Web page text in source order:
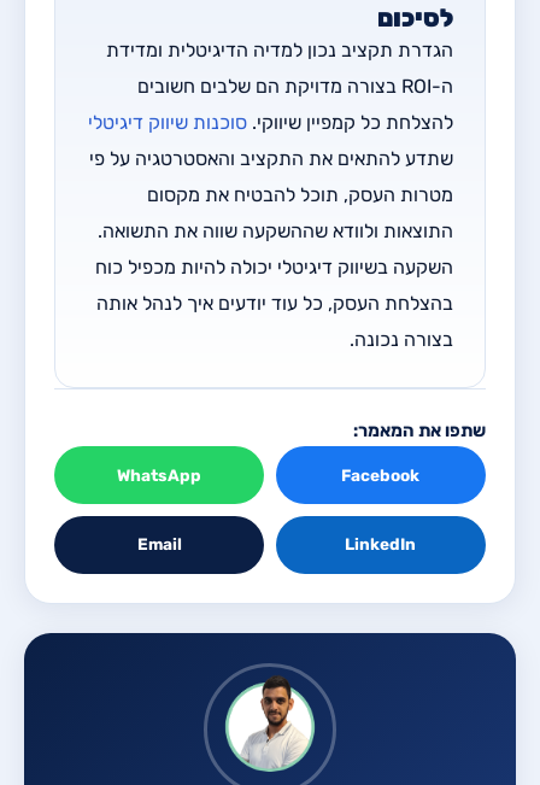
לסיכום
הגדרת תקציב נכון למדיה הדיגיטלית ומדידת
ה-ROI בצורה מדויקת הם שלבים חשובים
להצלחת כל קמפיין שיווקי. סוכנות שיווק דיגיטלי
שתדע להתאים את התקציב והאסטרטגיה על פי
מטרות העסק, תוכל להבטיח את מקסום
התוצאות ולוודא שההשקעה שווה את התשואה.
השקעה בשיווק דיגיטלי יכולה להיות מכפיל כוח
בהצלחת העסק, כל עוד יודעים איך לנהל אותה
בצורה נכונה.
שתפו את המאמר:
Facebook
WhatsApp
LinkedIn
Email